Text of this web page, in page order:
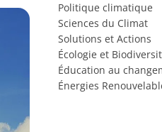
Politique climatique
Sciences du Climat
Solutions et Actions
Écologie et
Éducation au
Énergies